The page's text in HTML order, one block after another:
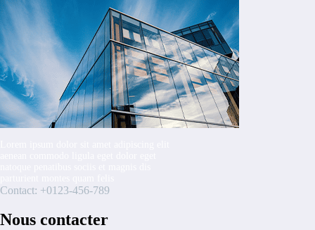
Contact: +0123-456-789
Nous contacter